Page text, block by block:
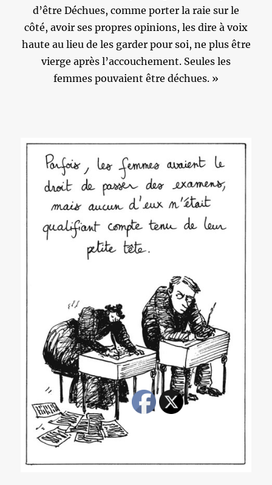
d’être Déchues, comme porter la raie sur le
côté, avoir ses propres opinions, les dire à voix
haute au lieu de les garder pour soi, ne plus être
vierge après l’accouchement. Seules les
femmes pouvaient être déchues. »